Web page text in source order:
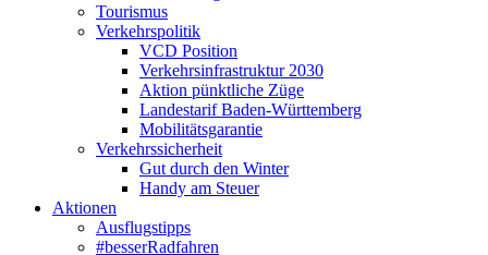
Tourismus
Verkehrspolitik
VCD Position
Verkehrsinfrastruktur 2030
Aktion pünktliche Züge
Landestarif Baden-Württemberg
Mobilitätsgarantie
Verkehrssicherheit
Gut durch den Winter
Handy am Steuer
Aktionen
Ausflugstipps
#besserRadfahren